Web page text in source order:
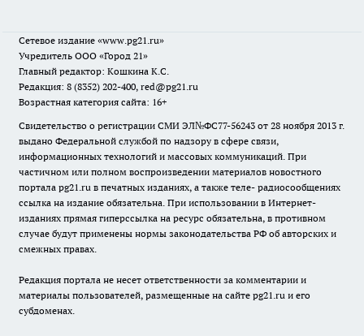
Сетевое издание «www.pg21.ru»
Учредитель ООО «Город 21»
Главный редактор: Кошкина К.С.
Редакция: 8 (8352) 202-400, red@pg21.ru
Возрастная категория сайта: 16+
Свидетельство о регистрации СМИ ЭЛ№ФС77-56243 от 28 ноября 2013 г.
выдано Федеральной службой по надзору в сфере связи,
информационных технологий и массовых коммуникаций. При
частичном или полном воспроизведении материалов новостного
портала pg21.ru в печатных изданиях, а также теле- радиосообщениях
ссылка на издание обязательна. При использовании в Интернет-
изданиях прямая гиперссылка на ресурс обязательна, в противном
случае будут применены нормы законодательства РФ об авторских и
смежных правах.
Редакция портала не несет ответственности за комментарии и
материалы пользователей, размещенные на сайте pg21.ru и его
субдоменах.